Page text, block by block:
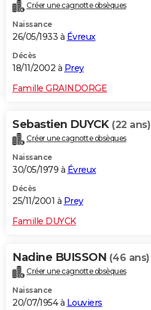
Créer une cagnotte obsèques
Naissance
26/05/1933 à Évreux
Décès
18/11/2002 à Prey
Famille GRAINDORGE
Sebastien DUYCK (22 ans)
Créer une cagnotte obsèques
Naissance
30/05/1979 à Évreux
Décès
25/11/2001 à Prey
Famille DUYCK
Nadine BUISSON (46 ans)
Créer une cagnotte obsèques
Naissance
20/07/1954 à Louviers